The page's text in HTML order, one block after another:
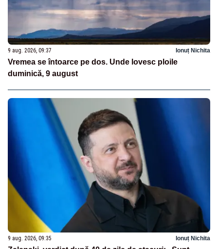
9 aug. 2026, 09:37 Ionuț Nichita
Vremea se întoarce pe dos. Unde lovesc ploile
duminică, 9 august
9 aug. 2026, 09:35 Ionuț Nichita